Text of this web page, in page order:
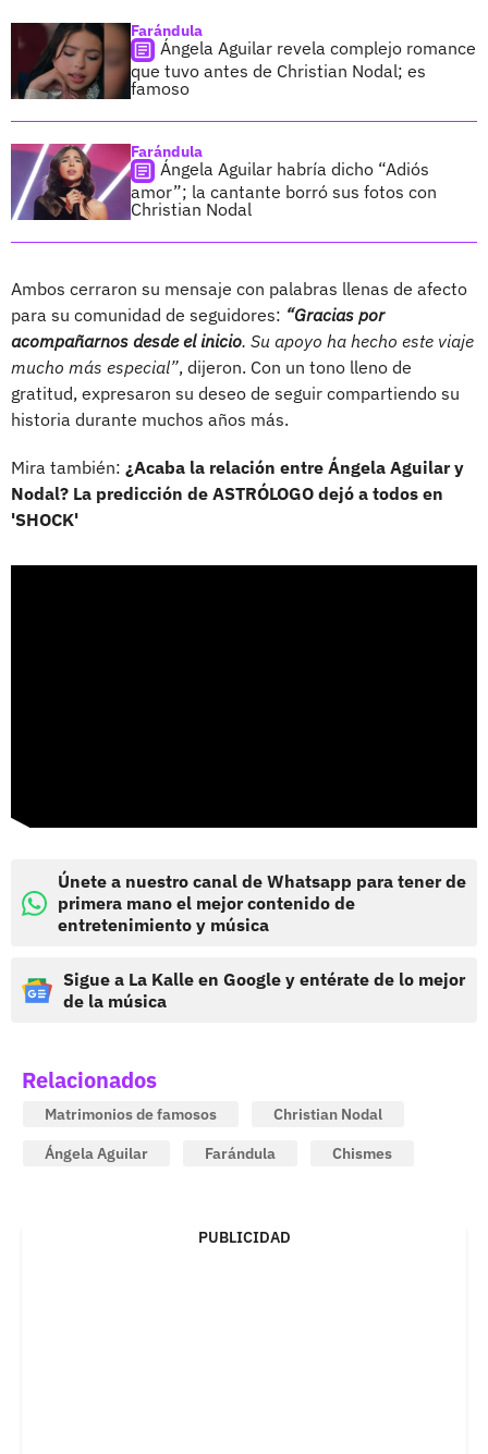
Farándula
Ángela Aguilar revela complejo romance
que tuvo antes de Christian Nodal; es
famoso
Farándula
Ángela Aguilar habría dicho “Adiós
amor”; la cantante borró sus fotos con
Christian Nodal
Ambos cerraron su mensaje con palabras llenas de afecto
para su comunidad de seguidores: “Gracias por
acompañarnos desde el inicio. Su apoyo ha hecho este viaje
mucho más especial”, dijeron. Con un tono lleno de
gratitud, expresaron su deseo de seguir compartiendo su
historia durante muchos años más.
Mira también: ¿Acaba la relación entre Ángela Aguilar y
Nodal? La predicción de ASTRÓLOGO dejó a todos en
'SHOCK'
Únete a nuestro canal de Whatsapp para tener de
primera mano el mejor contenido de
entretenimiento y música
Sigue a La Kalle en Google y entérate de lo mejor
de la música
Relacionados
Matrimonios de famosos
Christian Nodal
Ángela Aguilar
Farándula Chismes
PUBLICIDAD